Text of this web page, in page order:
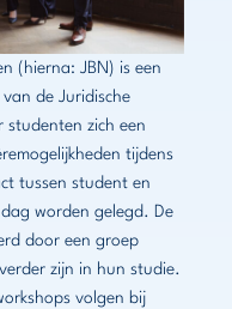
(hierna: JBN) is een
de Juridische
studenten zich een
tijdens
tussen student en
worden gelegd. De
door een groep
zijn in hun studie.
volgen bij